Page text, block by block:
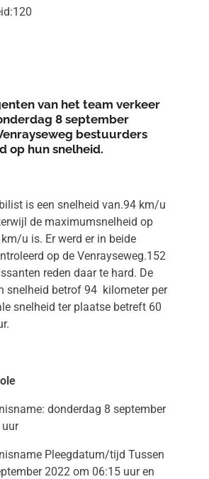
van het team verkeer
8 september
bestuurders
op hun snelheid.
is een snelheid van.94 km/u
de maximumsnelheid op
u is. Er werd er in beide
op de Venrayseweg.152
reden daar te hard. De
snelheid betrof 94 kilometer per
snelheid ter plaatse betreft 60
donderdag 8 september
Pleegdatum/tijd Tussen
2022 om 06:15 uur en